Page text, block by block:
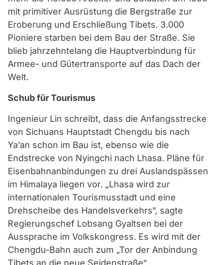
mit primitiver Ausrüstung die Bergstraße zur
Eroberung und Erschließung Tibets. 3.000
Pioniere starben bei dem Bau der Straße. Sie
blieb jahrzehntelang die Hauptverbindung für
Armee- und Gütertransporte auf das Dach der
Welt.
Schub für Tourismus
Ingenieur Lin schreibt, dass die Anfangsstrecke
von Sichuans Hauptstadt Chengdu bis nach
Ya’an schon im Bau ist, ebenso wie die
Endstrecke von Nyingchi nach Lhasa. Pläne für
Eisenbahnanbindungen zu drei Auslandspässen
im Himalaya liegen vor. „Lhasa wird zur
internationalen Tourismusstadt und eine
Drehscheibe des Handelsverkehrs“, sagte
Regierungschef Lobsang Gyaltsen bei der
Aussprache im Volkskongress. Es wird mit der
Chengdu-Bahn auch zum „Tor der Anbindung
Tibets an die neue Seidenstraße“.